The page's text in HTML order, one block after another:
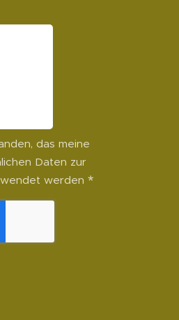
das meine
Daten zur
werden